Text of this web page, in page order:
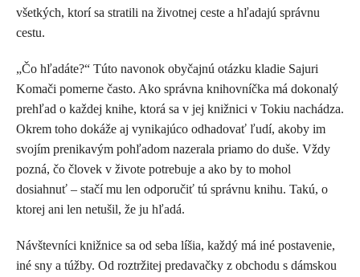
všetkých, ktorí sa stratili na životnej ceste a hľadajú správnu
cestu.
„Čo hľadáte?“ Túto navonok obyčajnú otázku kladie Sajuri
Komači pomerne často. Ako správna knihovníčka má dokonalý
prehľad o každej knihe, ktorá sa v jej knižnici v Tokiu nachádza.
Okrem toho dokáže aj vynikajúco odhadovať ľudí, akoby im
svojím prenikavým pohľadom nazerala priamo do duše. Vždy
pozná, čo človek v živote potrebuje a ako by to mohol
dosiahnuť – stačí mu len odporučiť tú správnu knihu. Takú, o
ktorej ani len netušil, že ju hľadá.
Návštevníci knižnice sa od seba líšia, každý má iné postavenie,
iné sny a túžby. Od roztržitej predavačky z obchodu s dámskou